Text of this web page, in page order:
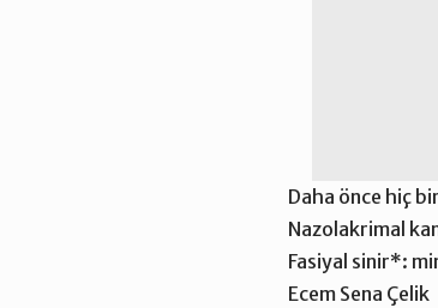
Daha önce hiç
Nazolakrimal
Fasiyal sinir*:
Ecem Sena Çelik